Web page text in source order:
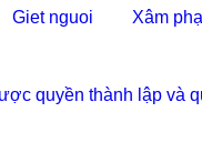
Giet nguoi Xâm
quyền thành lập và